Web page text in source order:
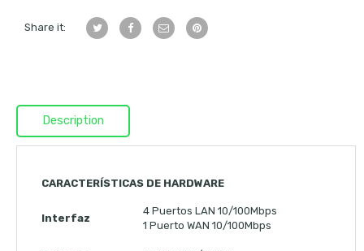
Share it:
Description
CARACTERÍSTICAS DE HARDWARE
Interfaz
4 Puertos LAN 10/100Mbps
1 Puerto WAN 10/100Mbps